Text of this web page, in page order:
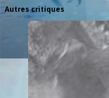
Autres critiques